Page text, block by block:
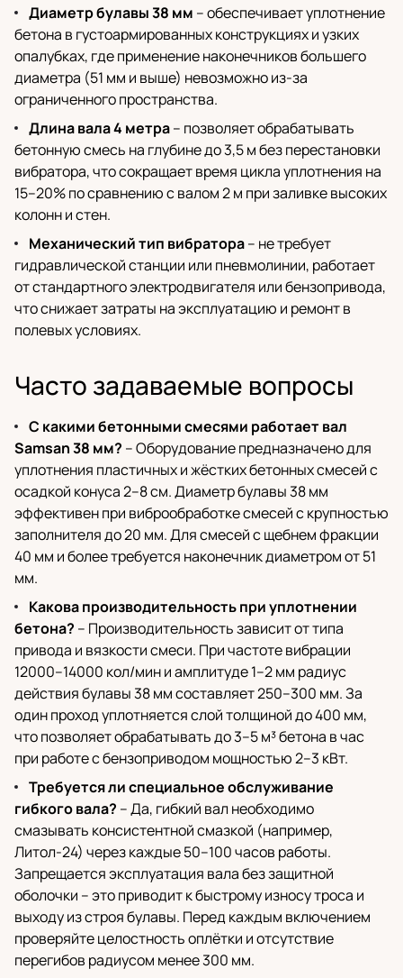
Диаметр булавы 38 мм – обеспечивает уплотнение
бетона в густоармированных конструкциях и узких
опалубках, где применение наконечников большего
диаметра (51 мм и выше) невозможно из-за
ограниченного пространства.
Длина вала 4 метра– позволяет обрабатывать
бетонную смесь на глубине до 3,5 м без перестановки
вибратора, что сокращает время цикла уплотнения на
15–20% по сравнению с валом 2 м при заливке высоких
колонн и стен.
Механический тип вибратора– не требует
гидравлической станции или пневмолинии, работает
от стандартного электродвигателя или бензопривода,
что снижает затраты на эксплуатацию и ремонт в
полевых условиях.
Часто задаваемые вопросы
С какими бетонными смесями работает вал
Samsan 38 мм? – Оборудование предназначено для
уплотнения пластичных и жёстких бетонных смесей с
осадкой конуса 2–8 см. Диаметр булавы 38 мм
эффективен при виброобработке смесей с крупностью
заполнителя до 20 мм. Для смесей с щебнем фракции
40 мм и более требуется наконечник диаметром от 51
мм.
Какова производительность при уплотнении
бетона? – Производительность зависит от типа
привода и вязкости смеси. При частоте вибрации
12000–14000 кол/мин и амплитуде 1–2 мм радиус
действия булавы 38 мм составляет 250–300 мм. За
один проход уплотняется слой толщиной до 400 мм,
что позволяет обрабатывать до 3–5 м³ бетона в час
при работе с бензоприводом мощностью 2–3 кВт.
Требуется ли специальное обслуживание
гибкого вала? – Да, гибкий вал необходимо
смазывать консистентной смазкой (например,
Литол-24) через каждые 50–100 часов работы.
Запрещается эксплуатация вала без защитной
оболочки – это приводит к быстрому износу троса и
выходу из строя булавы. Перед каждым включением
проверяйте целостность оплётки и отсутствие
перегибов радиусом менее 300 мм.